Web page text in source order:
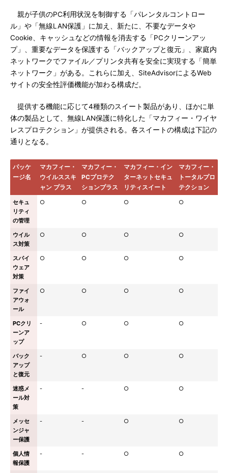
親が子供のPC利用状況を制御する「パレンタルコントロー
ル」や「無線LAN保護」に加え、新たに、不要なデータや
Cookie、キャッシュなどの情報を消去する「PCクリーンアッ
プ」、重要なデータを保護する「バックアップと復元」、家庭内
ネットワークでファイル／プリンタ共有を安全に実現する「簡単
ネットワーク」がある。これらに加え、SiteAdvisorによるWeb
サイトの安全性評価機能が加わる構成だ。
提供する機能に応じて4種類のスイート製品があり、ほかに単
体の製品として、無線LAN保護に特化した「マカフィー・ワイヤ
レスプロテクション」が提供される。各スイートの構成は下記の
通りとなる。
パッケ
ージ名
マカフィー・
ウイルススキ
ャン プラス
マカフィー・
PCプロテク
ションプラス
マカフィー・イン
ターネットセキュ
リティスイート
マカフィー・
トータルプロ
テクション
セキュ
リティ
の管理
○ ○ ○ ○
ウイル
ス対策
○ ○ ○ ○
スパイ
ウェア
対策
○ ○ ○ ○
ファイ
アウォ
ール
○ ○ ○ ○
PCクリ
ーンア
ップ
- ○ ○ ○
バック
アップ
と復元
- ○ ○ ○
迷惑メ
ール対
策
- - ○ ○
メッセ
ンジャ
ー保護
- - ○ ○
個人情
報保護
- - ○ ○